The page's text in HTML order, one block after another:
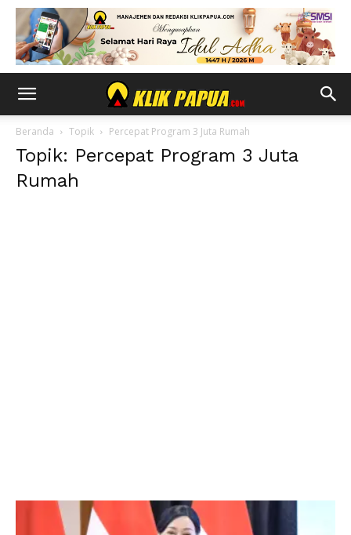
Beranda Topik Percepat Program 3 Juta Rumah
Topik: Percepat Program 3 Juta
Rumah